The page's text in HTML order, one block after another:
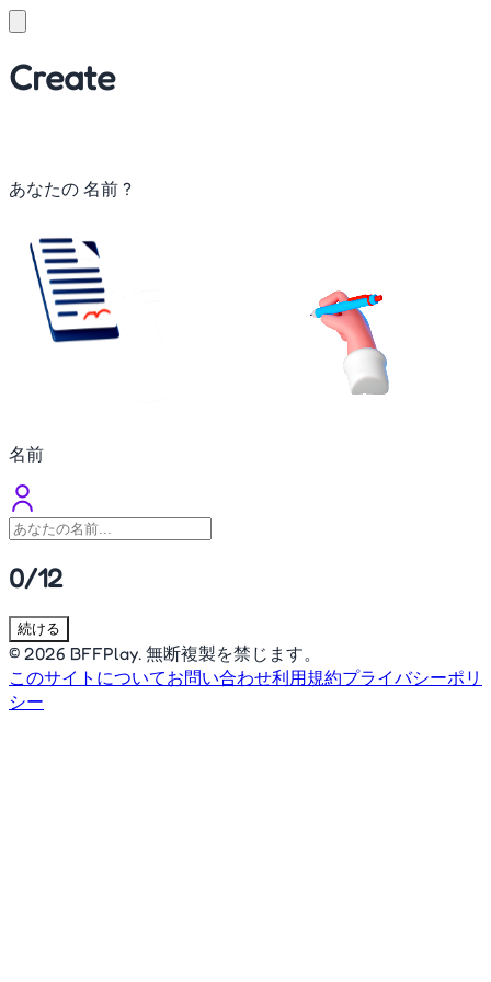
Create
あなたの 名前 ?
名前
0/12
続ける
© 2026 BFFPlay. 無断複製を禁じます。
このサイトについてお問い合わせ利用規約プライバシーポリ
シー